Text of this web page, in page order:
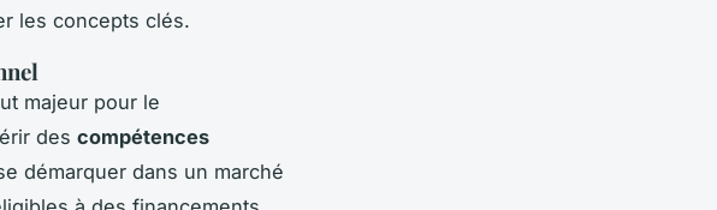
les concepts clés.
majeur pour le
des compétences
démarquer dans un marché